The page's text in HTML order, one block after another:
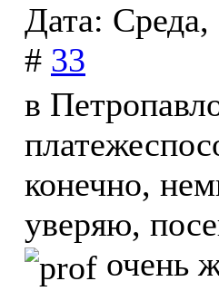
Дата:
# 33
в
конечно,
уверяю,
очень